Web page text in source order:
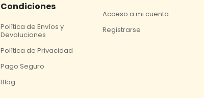
Condiciones
Política de Envíos y
Devoluciones
Política de Privacidad
Pago Seguro
Blog
Acceso a mi cuenta
Registrarse